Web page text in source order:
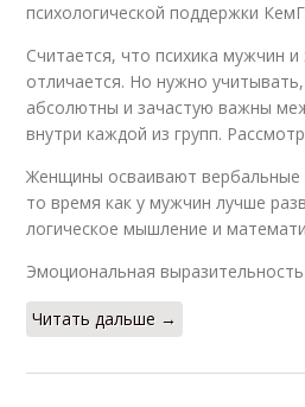
психологической поддержки
Считается, что психика мужчин
отличается. Но нужно
абсолютны и зачастую важны
внутри каждой из групп.
Женщины осваивают вербальные
то время как у мужчин лучше
логическое мышление и
Эмоциональная выразительность
Читать дальше →